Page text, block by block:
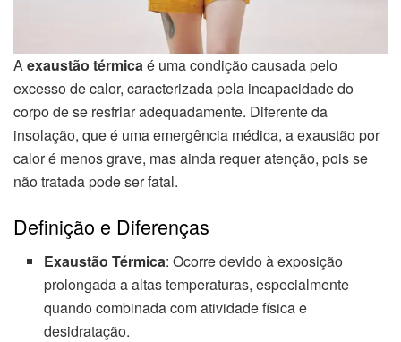
Aexaustão térmicaé uma condição causada pelo
excesso de calor, caracterizada pela incapacidade do
corpo de se resfriar adequadamente. Diferente da
insolação, que é uma emergência médica, a exaustão por
calor é menos grave, mas ainda requer atenção, pois se
não tratada pode ser fatal.
Definição e Diferenças
Exaustão Térmica: Ocorre devido à exposição
prolongada a altas temperaturas, especialmente
quando combinada com atividade física e
desidratação.